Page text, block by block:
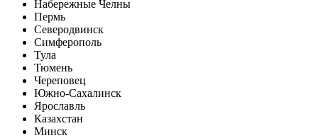
Набережные Челны
Пермь
Северодвинск
Симферополь
Тула
Тюмень
Череповец
Южно-Сахалинск
Ярославль
Казахстан
Минск